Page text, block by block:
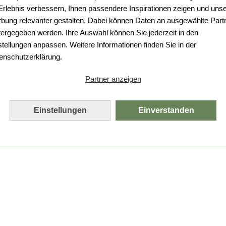
verbessern, Ihnen passendere Inspirationen zeigen und
relevanter gestalten. Dabei können Daten an ausgewählte
werden. Ihre Auswahl können Sie jederzeit in den
anpassen. Weitere Informationen finden Sie in der
Partner anzeigen
Einstellungen Einverstanden